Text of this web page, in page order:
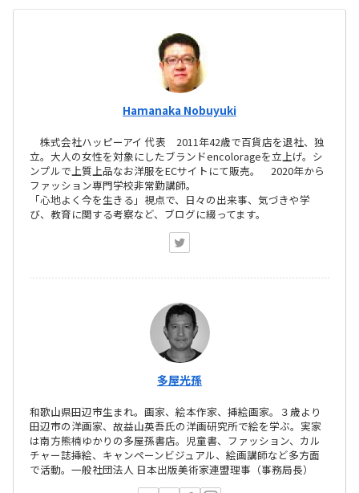
Hamanaka Nobuyuki
株式会社ハッピーアイ 代表 2011年42歳で百貨店を退社、独
立。大人の女性を対象にしたブランドencolorageを立上げ。シ
ンプルで上質上品なお洋服をECサイトにて販売。 2020年から
ファッション専門学校非常勤講師。
「心地よく今を生きる」視点で、日々の出来事、気づきや学
び、教育に関する考察など、ブログに綴ってます。
多屋光孫
和歌山県田辺市生まれ。画家、絵本作家、挿絵画家。３歳より
田辺市の洋画家、故益山英吾氏の洋画研究所で絵を学ぶ。実家
は南方熊楠ゆかりの多屋孫書店。児童書、ファッション、カル
チャー誌挿絵、キャンペーンビジュアル、絵画講師など多方面
で活動。一般社団法人 日本出版美術家連盟理事（事務局長）